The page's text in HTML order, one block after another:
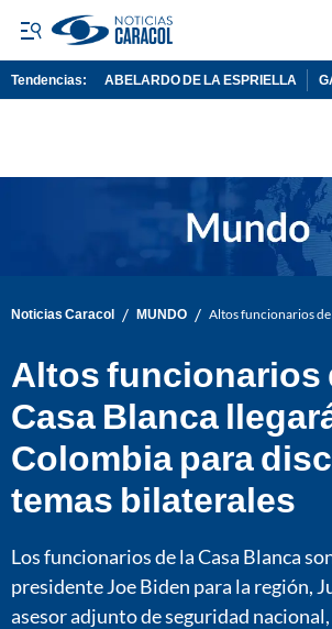
Tendencias: ABELARDO DE LA ESPRIELLA
Noticias Caracol / MUNDO / Altos funcionarios de
Altos funcionarios
Casa Blanca
Colombia para
temas bilaterales
Los funcionarios de la Casa Blanca
presidente Joe Biden para la región,
asesor adjunto de seguridad